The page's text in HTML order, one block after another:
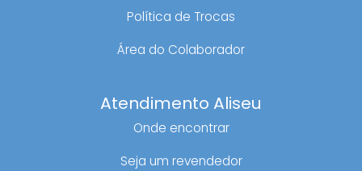
Política de Trocas
Área do Colaborador
Atendimento Aliseu
Onde encontrar
Seja um revendedor